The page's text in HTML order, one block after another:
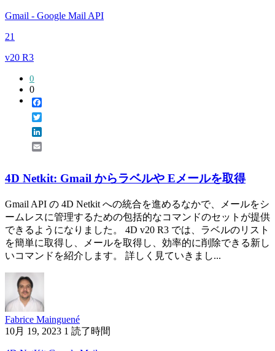
Gmail - Google Mail API
21
v20 R3
0
0
4D Netkit: Gmail からラベルや Eメールを取得
Gmail API の 4D Netkit への統合を進めるなかで、メールをシ
ームレスに管理するための包括的なコマンドのセットが提供
できるようになりました。 4D v20 R3 では、ラベルのリスト
を簡単に取得し、メールを取得し、効率的に削除できる新し
いコマンドを紹介します。 詳しく見ていきまし...
Fabrice Mainguené
10月 19, 2023 1 読了時間